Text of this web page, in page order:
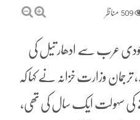
509 مناظر
عرب سے ادھار تیل کی
وزارت خزانہ نے کہا کہ
کی سہولت ایک سال کی تھی،